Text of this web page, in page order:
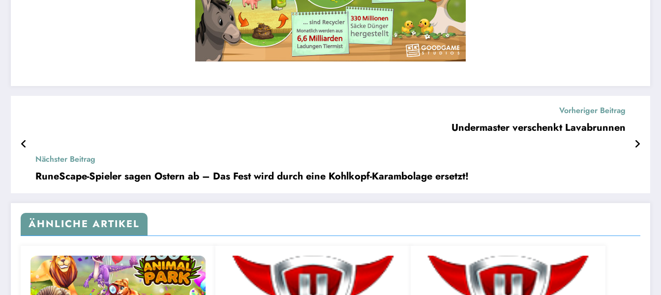
Vorheriger Beitrag
Undermaster verschenkt Lavabrunnen
Nächster Beitrag
RuneScape-Spieler sagen Ostern ab – Das Fest wird durch eine Kohlkopf-Karambolage ersetzt!
ÄHNLICHE ARTIKEL